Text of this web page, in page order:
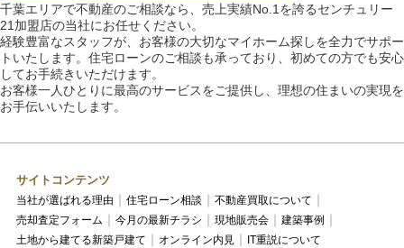
千葉エリアで不動産のご相談なら、売上実績No.1を誇るセンチュリー
21加盟店の当社にお任せください。
経験豊富なスタッフが、お客様の大切なマイホーム探しを全力でサポー
トいたします。住宅ローンのご相談も承っており、初めての方でも安心
してお手続きいただけます。
お客様一人ひとりに最高のサービスをご提供し、理想の住まいの実現を
お手伝いいたします。
サイトコンテンツ
当社が選ばれる理由 住宅ローン相談
不動産買取について
売却査定フォーム
今月の最新チラシ 現地販売会
建築事例
土地から建てる新築戸建て
オンライン内見 IT重説について